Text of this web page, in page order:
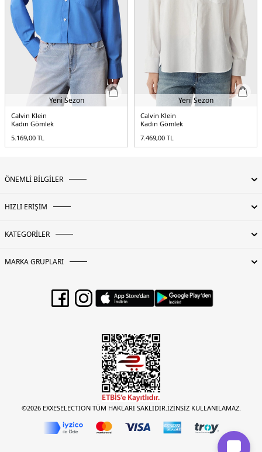
Yeni Sezon
Calvin Klein
Kadın Gömlek
5.169,00 TL
Yeni Sezon
Calvin Klein
Kadın Gömlek
7.469,00 TL
ÖNEMLİ BİLGİLER
HIZLI ERİŞİM
KATEGORİLER
MARKA GRUPLARI
©2026 EXXESELECTION TÜM HAKLARI SAKLIDIR.İZİNSİZ KULLANILAMAZ.